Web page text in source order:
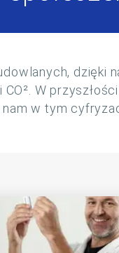
dzięki
W
w tym